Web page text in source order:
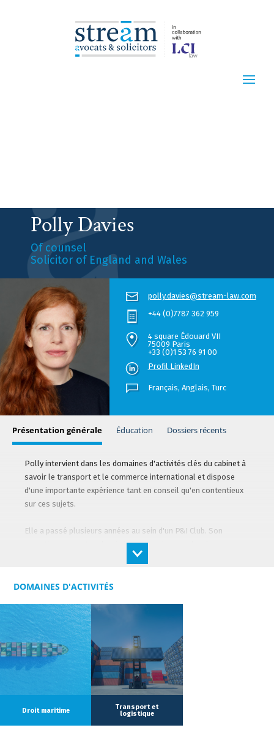
Polly Davies
Of counsel
Solicitor of England and Wales
Présentation générale Éducation Dossiers récents
Polly intervient dans les domaines d'activités clés du cabinet à
savoir le transport et le commerce international et dispose
d'une importante expérience tant en conseil qu'en contentieux
sur ces sujets.
Elle a passé plusieurs années au sein d'un P&I Club. Son
expertise couvre tant les évènements de mer, abordages,
échouements que les litiges consécutifs à des pollutions
relatifs à des chartes-parties ou lors de demandes
Polly possède également un savoir-faire en matière d'éthique
et conformité, tout particulièrement, sur les questions liées à
la lutte contre la corruption et aux droits de l'homme dans les
chaînes d'approvisionnement.
polly.davies@stream-law.com
+44 (0)7787 362 959
4 square Édouard VII
75009 Paris
+33 (0)1 53 76 91 00
Profil LinkedIn
Français, Anglais Turc
DOMAINES D'ACTIVITÉS
Droit maritime
Transport et
logistique